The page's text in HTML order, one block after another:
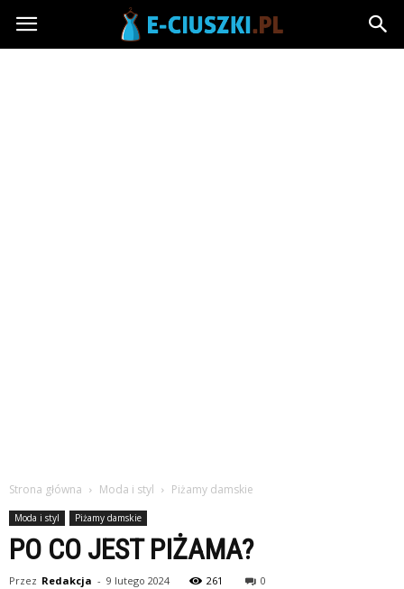
Strona główna Moda i styl Piżamy damskie
Moda i styl Piżamy damskie
PO CO JEST PIŻAMA?
Przez Redakcja - 9 lutego 2024 261 0